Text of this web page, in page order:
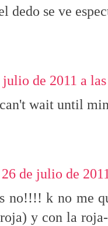
dedo se ve
julio de 2011 a
wait until
26 de julio de
no!!!! k no me
y con la